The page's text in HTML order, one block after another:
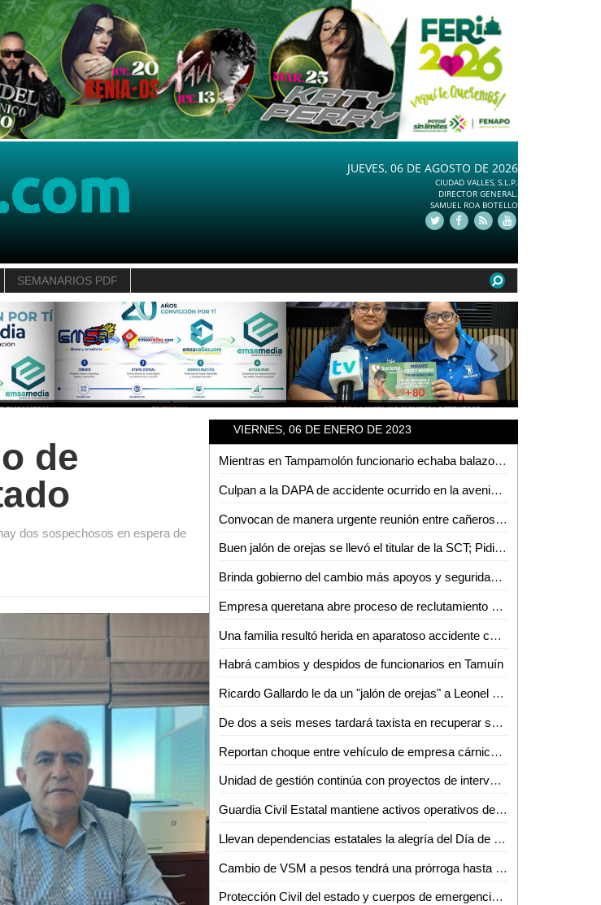
JUEVES, 06 DE AGOSTO DE 2026
CIUDAD VALLES, S.L.P.
DIRECTOR GENERAL.
SAMUEL ROA BOTELLO
SEMANARIOS PDF
de
dos sospechosos en espera de
VIERNES, 06 DE ENERO DE 2023
Mientras en Tampamolón funcionario echaba balazos el 1 de enero; en Zaragoza se registró balacera
Culpan a la DAPA de accidente ocurrido en la avenida Vicente C. Salazar
Convocan de manera urgente reunión entre cañeros de La Hincada y Gobierno del Estado
Buen jalón de orejas se llevó el titular de la SCT; Pidió una disculpa pública a la entonces magistrada del STJE
Brinda gobierno del cambio más apoyos y seguridad a sector cañero de la huasteca
Empresa queretana abre proceso de reclutamiento en Ciudad Valles
Una familia resultó herida en aparatoso accidente cerca de Miravalles
Habrá cambios y despidos de funcionarios en Tamuín
Ricardo Gallardo le da un "jalón de orejas" a Leonel Serrato por comentarios hacía la ex magistrada del STJE
De dos a seis meses tardará taxista en recuperar su unidad asegurada
Reportan choque entre vehículo de empresa cárnica y una moto
Unidad de gestión continúa con proyectos de intervenciones en monumentos históricos, artísticos y mobiliario urbano de la zona
Guardia Civil Estatal mantiene activos operativos de disuasión en zonas centro y altiplano
Llevan dependencias estatales la alegría del Día de Reyes a comunidades de Villa de Ramos
Cambio de VSM a pesos tendrá una prórroga hasta el 10 de enero: Mario Rojas
Protección Civil del estado y cuerpos de emergencia atienden accidente en la carretera 57